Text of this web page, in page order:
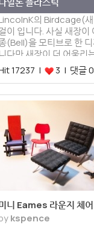
의 Birdcage(
이 입니다. 사실 새장이
(Bell)을 모티브로 한
니다만 새장이 더 어울리
다.…
17237 | 3 | 댓글 0
니 Eames 라운지 체어
kspence